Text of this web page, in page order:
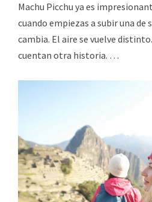
Machu Picchu ya es
cuando empiezas a subir una de
cambia. El aire se vuelve
cuentan otra historia. …